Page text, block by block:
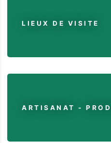
LIEUX DE VISITE
ARTISANAT -